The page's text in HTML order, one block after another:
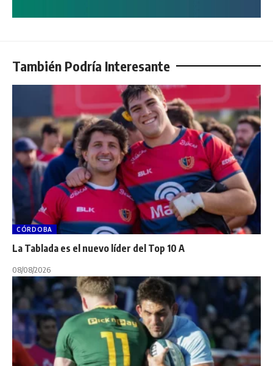
También Podría Interesante
CÓRDOBA
La Tablada es el nuevo líder del Top 10 A
08/08/2026